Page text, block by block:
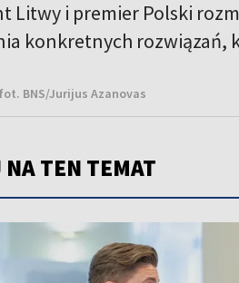
Litwy i premier Polski
konkretnych rozwiązań,
fot. BNS/Jurijus Azanovas
TEN TEMAT